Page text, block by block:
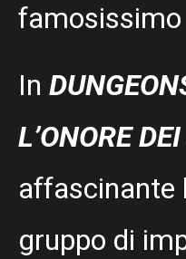
In
L’ONORE
affascinante
gruppo di